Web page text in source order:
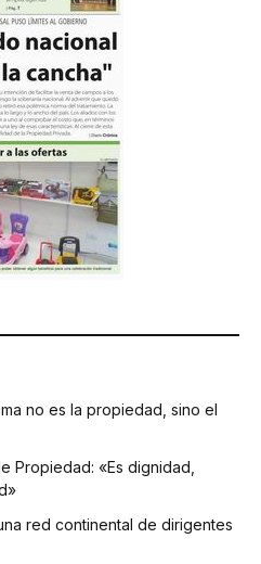
no es la propiedad, sino el
Propiedad: «Es dignidad,
red continental de dirigentes